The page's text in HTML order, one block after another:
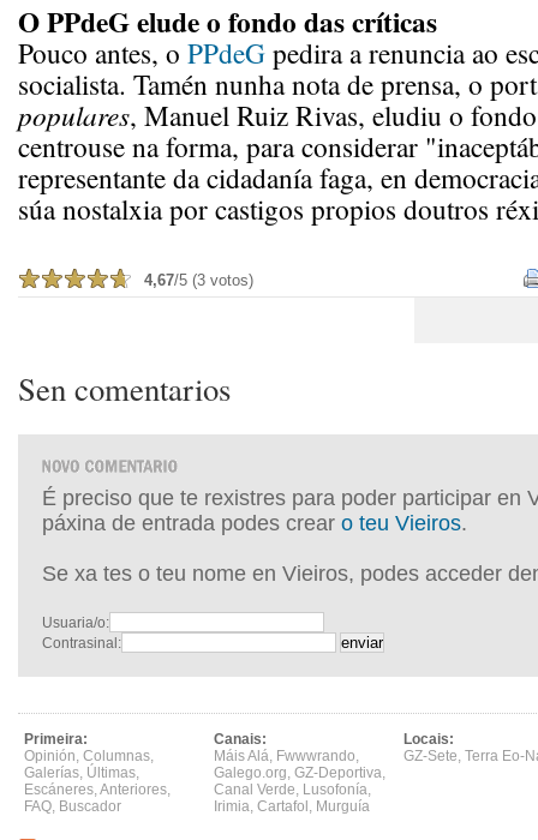
O PPdeG elude o fondo das críticas
Pouco antes, o PPdeGpedira a renuncia ao
socialista. Tamén nunha nota de prensa, o
populares, Manuel Ruiz Rivas, eludiu o
centrouse na forma, para considerar
representante da cidadanía faga, en
súa nostalxia por castigos propios doutros
4,67/5 (3 votos)
Sen comentarios
É preciso que te rexistres para poder participar en
páxina de entrada podes crear o teu Vieiros.
Se xa tes o teu nome en Vieiros, podes acceder
Usuaria/o:
Contrasinal:
Primeira:
Opinión, Columnas,
Galerías, Últimas,
Escáneres,Anteriores,
FAQ, Buscador
Canais:
Máis Alá, Fwwwrando,
Galego.org, GZ-Deportiva,
Canal Verde, Lusofonía,
Irimia, Cartafol , Murguía
Locais:
GZ-Sete, Terra Eo-